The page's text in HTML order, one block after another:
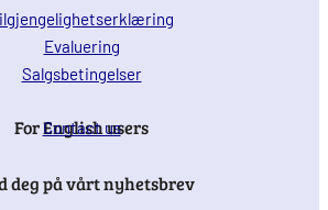
Evaluering
Salgsbetingelser
For English users
Contact us
deg på vårt nyhetsbrev